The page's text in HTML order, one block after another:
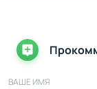
ВАШЕ ИМЯ